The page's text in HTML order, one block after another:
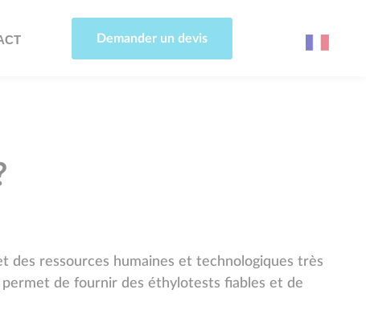
Demander un devis
des ressources humaines et technologiques très
de fournir des éthylotests fiables et de